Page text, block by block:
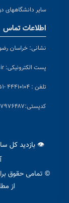
سایر دانشگاههای
اطلاعات تماس
نشانی: خراسان
پست الکترونیکی:
تلفن : ۴۴۴۱۰۱۰۴ -۰۵۱
کدپستی:۹۶۱۷۹۷۶۴۸۷ صندوق پستی:۳۹۷
👁 بازدید کل
© تمامی حقوق
از